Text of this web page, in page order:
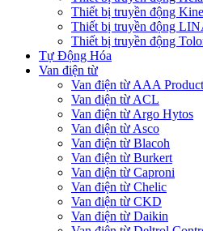
Thiết bị truyền động
Thiết bị truyền động
Thiết bị truyền động
Tự Động Hóa
Van điện từ
Van điện từ AAA
Van điện từ ACL
Van điện từ Argo Hytos
Van điện từ Asco
Van điện từ Blacoh
Van điện từ Burkert
Van điện từ Caproni
Van điện từ Chelic
Van điện từ CKD
Van điện từ Daikin